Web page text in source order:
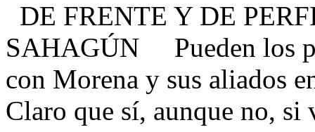
DE FRENTE Y DE
SAHAGÚN Pueden los
con Morena y sus aliados
Claro que sí, aunque no, si